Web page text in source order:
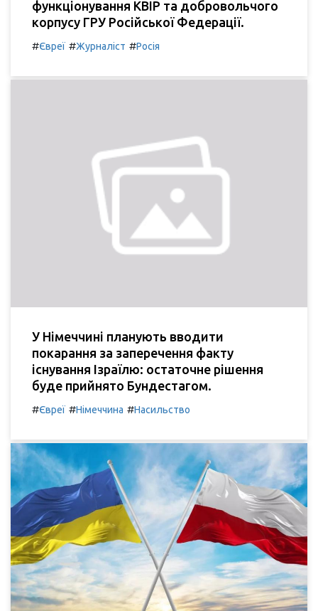
функціонування КВІР та добровольчого
корпусу ГРУ Російської Федерації.
#Євреї #Журналіст #Росія
У Німеччині планують вводити
покарання за заперечення факту
існування Ізраїлю: остаточне рішення
буде прийнято Бундестагом.
#Євреї #Німеччина #Насильство